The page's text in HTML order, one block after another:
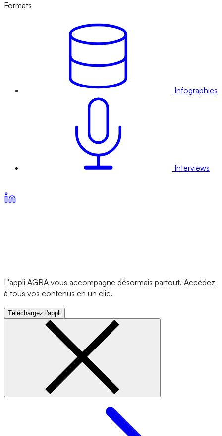
Formats
Infographies
Interviews
L'appli AGRA vous accompagne désormais partout. Accédez
à tous vos contenus en un clic.
Téléchargez l'appli